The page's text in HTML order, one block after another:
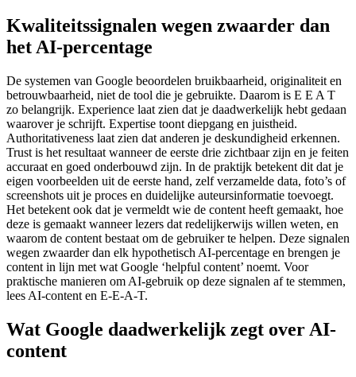
Kwaliteitssignalen wegen zwaarder dan
het AI-percentage
De systemen van Google beoordelen bruikbaarheid, originaliteit en
betrouwbaarheid, niet de tool die je gebruikte. Daarom is E E A T
zo belangrijk. Experience laat zien dat je daadwerkelijk hebt gedaan
waarover je schrijft. Expertise toont diepgang en juistheid.
Authoritativeness laat zien dat anderen je deskundigheid erkennen.
Trust is het resultaat wanneer de eerste drie zichtbaar zijn en je feiten
accuraat en goed onderbouwd zijn. In de praktijk betekent dit dat je
eigen voorbeelden uit de eerste hand, zelf verzamelde data, foto’s of
screenshots uit je proces en duidelijke auteursinformatie toevoegt.
Het betekent ook dat je vermeldt wie de content heeft gemaakt, hoe
deze is gemaakt wanneer lezers dat redelijkerwijs willen weten, en
waarom de content bestaat om de gebruiker te helpen. Deze signalen
wegen zwaarder dan elk hypothetisch AI-percentage en brengen je
content in lijn met wat Google ‘helpful content’ noemt. Voor
praktische manieren om AI-gebruik op deze signalen af te stemmen,
lees AI-content en E-E-A-T.
Wat Google daadwerkelijk zegt over AI-
content